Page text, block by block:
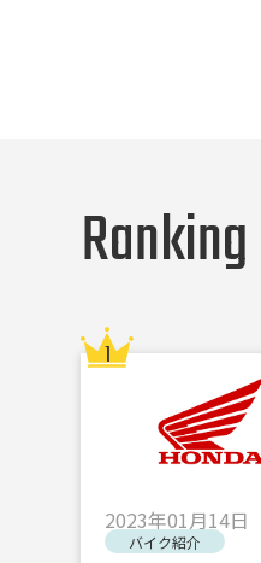
Ranking
2023年01月14日
バイク紹介